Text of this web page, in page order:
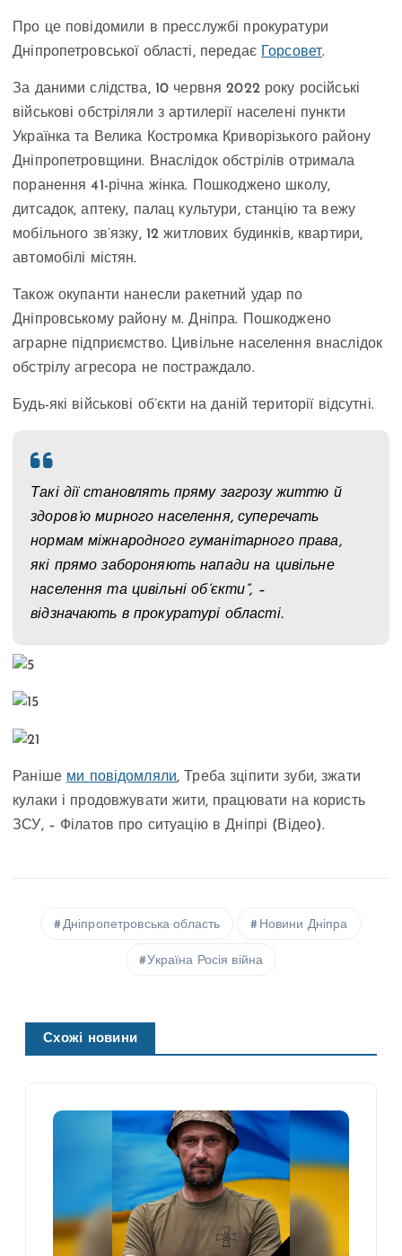
Про це повідомили в пресслужбі прокуратури
Дніпропетровської області, передає
Горсовет.
За даними слідства, 10 червня 2022 року російські
військові обстріляли з артилерії населені пункти
Українка та Велика Костромка Криворізького району
Дніпропетровщини. Внаслідок обстрілів отримала
поранення 41-річна жінка. Пошкоджено школу,
дитсадок, аптеку, палац культури, станцію та вежу
мобільного зв’язку, 12 житлових будинків, квартири,
автомобілі містян.
Також окупанти нанесли ракетний удар по
Дніпровському району м. Дніпра. Пошкоджено
аграрне підприємство. Цивільне населення внаслідок
обстрілу агресора не постраждало.
Будь-які військові об’єкти на даній території відсутні.
Такі дії становлять пряму загрозу життю й
здоров’ю мирного населення, суперечать
нормам міжнародного гуманітарного права,
які прямо забороняють напади на цивільне
населення та цивільні об’єкти”, –
відзначають в прокуратурі області.
Раніше ми повідомляли, Треба зціпити зуби, зжати
кулаки і продовжувати жити, працювати на користь
ЗСУ, – Філатов про ситуацію в Дніпрі (Відео).
Дніпропетровська область Новини Дніпра
Україна Росія війна
Схожі новини